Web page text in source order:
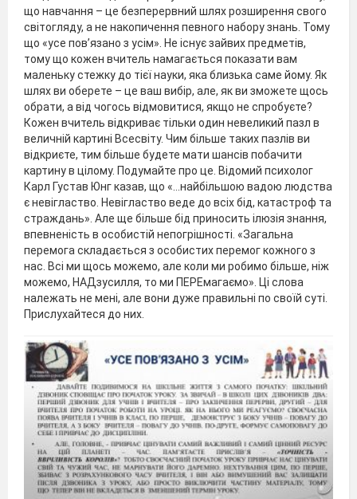
що навчання – це безперервний шлях розширення свого
світогляду, а не накопичення певного набору знань. Тому
що «усе пов’язано з усім». Не існує зайвих предметів,
тому що кожен вчитель намагається показати вам
маленьку стежку до тієї науки, яка близька саме йому. Як
шлях ви оберете – це ваш вибір, але, як ви зможете щось
обрати, а від чогось відмовитися, якщо не спробуєте?
Кожен вчитель відкриває тільки один невеликий пазл в
величній картині Всесвіту. Чим більше таких пазлів ви
відкриєте, тим більше будете мати шансів побачити
картину в цілому. Подумайте про це. Відомий психолог
Карл Густав Юнг казав, що «…найбільшою вадою людства
є невігластво. Невігластво веде до всіх бід, катастроф та
страждань». Але ще більше бід приносить ілюзія знання,
впевненість в особистій непогрішності. «Загальна
перемога складається з особистих перемог кожного з
нас. Всі ми щось можемо, але коли ми робимо більше, ніж
можемо, НАДзусилля, то ми ПЕРЕмагаємо». Ці слова
належать не мені, але вони дуже правильні по своїй суті.
Прислухайтеся до них.